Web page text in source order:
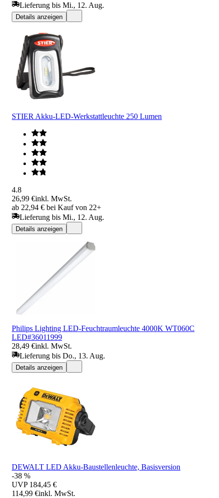
Lieferung bis Mi., 12. Aug.
Details anzeigen
STIER Akku-LED-Werkstattleuchte 250 Lumen
4.8
26,99 €inkl. MwSt.
ab 22,94 € bei Kauf von 22+
Lieferung bis Mi., 12. Aug.
Details anzeigen
Philips Lighting LED-Feuchtraumleuchte 4000K WT060C
LED#36011999
28,49 €inkl. MwSt.
Lieferung bis Do., 13. Aug.
Details anzeigen
DEWALT LED Akku-Baustellenleuchte, Basisversion
-38 %
UVP 184,45 €
114,99 €inkl. MwSt.